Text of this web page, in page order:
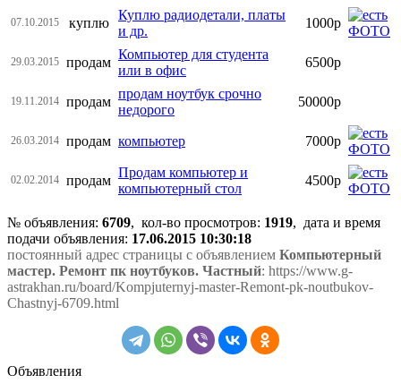
07.10.2015 куплю
Куплю радиодетали, платы
и др.
1000р
29.03.2015 продам
Компьютер для студента
или в офис
6500р
19.11.2014 продам
продам ноутбук срочно
недорого
50000р
26.03.2014 продам компьютер 7000р
02.02.2014 продам
Продам компьютер и
компьютерный стол
4500р
№ объявления: 6709, кол-во просмотров: 1919, дата и время
подачи объявления: 17.06.2015 10:30:18
постоянный адрес страницы с объявлением Компьютерный
мастер. Ремонт пк ноутбуков. Частный: https://www.g-
astrakhan.ru/board/Kompjuternyj-master-Remont-pk-noutbukov-
Chastnyj-6709.html
Объявления